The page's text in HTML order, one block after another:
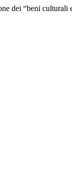
dei “beni culturali